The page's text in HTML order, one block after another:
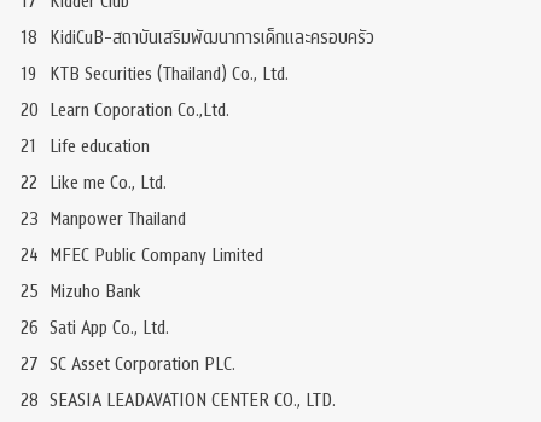
18 KidiCuB-สถาบันเสริมพัฒนาการเด็กและครอบครัว
19 KTB Securities (Thailand) Co., Ltd.
20 Learn Coporation Co.,Ltd.
21 Life education
22 Like me Co., Ltd.
23 Manpower Thailand
24 MFEC Public Company Limited
25 Mizuho Bank
26 Sati App Co., Ltd.
27 SC Asset Corporation PLC.
28 SEASIA LEADAVATION CENTER CO., LTD.